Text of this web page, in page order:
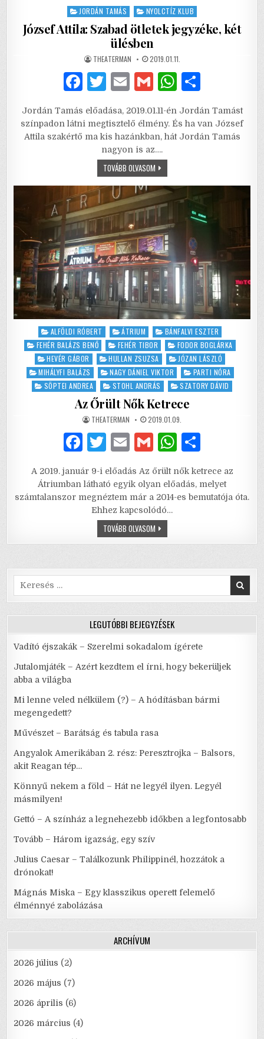
Posted
in
JORDÁN TAMÁS NYOLCTÍZ KLUB
József Attila: Szabad ötletek jegyzéke, két
ülésben
AUTHOR:
THEATERMAN PUBLISHED
DATE:
2019.01.11.
F
c
e
b
o
k
T
it
te
r
E
ai
l
G
ai
l
W
at
s
p
ar
e
Jordán Tamás előadása, 2019.01.11-én Jordán Tamást
színpadon látni megtisztelő élmény. És ha van József
Attila szakértő ma kis hazánkban, hát Jordán Tamás
nagyon is az….
TOVÁBB OLVASOMJÓZSEF
ATTILA:
ÖTLETEK
JEGYZÉKE,
KÉT
Posted
in
ALFÖLDI RÓBERT ÁTRIUM
BÁNFALVI ESZTER
FEHÉR BALÁZS BENŐ
FEHÉR TIBOR
FODOR BOGLÁRKA
HEVÉR GÁBOR
HULLAN ZSUZSA
JÓZAN LÁSZLÓ
MIHÁLYFI BALÁZS
NAGY DÁNIEL VIKTOR
PARTI NÓRA
SÖPTEI ANDREA
STOHL ANDRÁS SZATORY DÁVID
Az Őrült Nők Ketrece
AUTHOR:
THEATERMAN PUBLISHED
DATE:
2019.01.09.
F
c
e
b
k
T
it
te
r
E
ai
l
G
ai
l
W
at
s
ar
e
A 2019. január 9-i előadás Az őrült nők ketrece az
Átriumban látható egyik olyan előadás, melyet
számtalanszor megnéztem már a 2014-es bemutatója óta.
Ehhez kapcsolódó…
TOVÁBB OLVASOMAZ
ŐRÜLT
NŐK
Search
for:
LEGUTÓBBI BEJEGYZÉSEK
Vadító éjszakák – Szerelmi sokadalom ígérete
Jutalomjáték – Azért kezdtem el írni, hogy bekerüljek
abba a világba
Mi lenne veled nélkülem (?) – A hódításban bármi
megengedett?
Művészet – Barátság és tabula rasa
Angyalok Amerikában 2. rész: Peresztrojka – Balsors,
akit Reagan tép…
Könnyű nekem a föld – Hát ne legyél ilyen. Legyél
másmilyen!
Gettó – A színház a legnehezebb időkben a legfontosabb
Tovább – Három igazság, egy szív
Julius Caesar – Találkozunk Philippinél, hozzátok a
drónokat!
Mágnás Miska – Egy klasszikus operett felemelő
élménnyé zabolázása
ARCHÍVUM
2026 július (2)
2026 május (7)
2026 április (6)
2026 március (4)